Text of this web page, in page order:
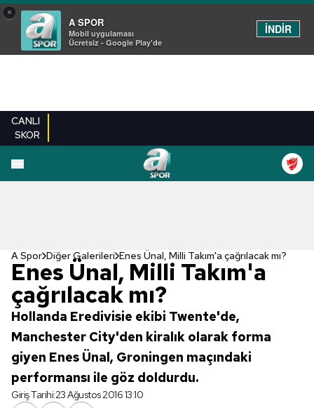
×
A SPOR
Mobil uygulaması
Ücretsiz - Google Play'de
İNDİR
CANLI
SKOR
EN YENILER
A Spor Diğer Galerileri Enes Ünal, Milli Takım'a çağrılacak mı?
Enes Ünal, Milli Takım'a
çağrılacak mı?
Hollanda Eredivisie ekibi Twente'de,
Manchester City'den kiralık olarak forma
giyen Enes Ünal, Groningen maçındaki
performansı ile göz doldurdu.
Giriş Tarihi:23 Ağustos 2016 13:10